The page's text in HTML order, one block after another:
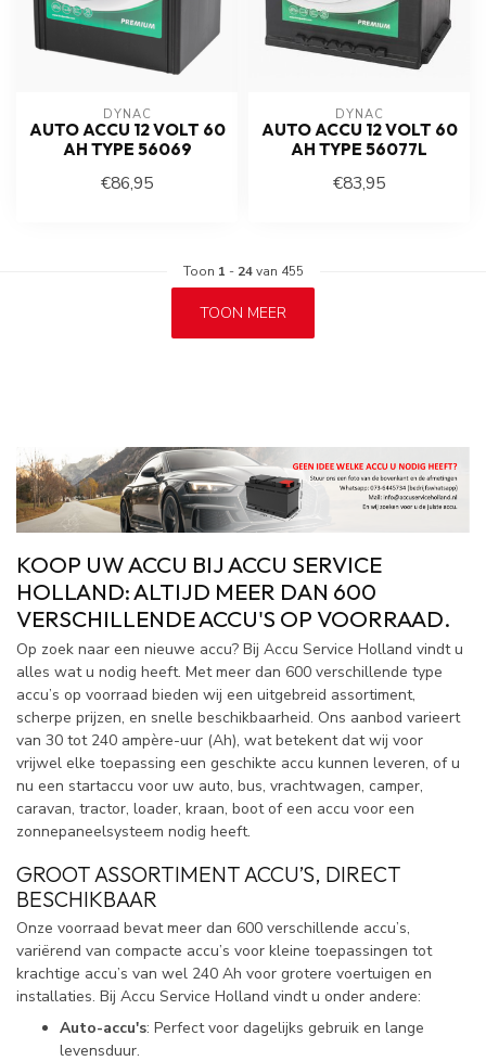
DYNAC
AUTO ACCU 12 VOLT 60
AH TYPE 56069
€86,95
DYNAC
AUTO ACCU 12 VOLT 60
AH TYPE 56077L
€83,95
Toon 1 - 24van 455
TOON MEER
KOOP UW ACCU BIJ ACCU SERVICE
HOLLAND: ALTIJD MEER DAN 600
VERSCHILLENDE ACCU'S OP VOORRAAD.
Op zoek naar een nieuwe accu? Bij Accu Service Holland vindt u
alles wat u nodig heeft. Met meer dan 600 verschillende type
accu’s op voorraad bieden wij een uitgebreid assortiment,
scherpe prijzen, en snelle beschikbaarheid. Ons aanbod varieert
van 30 tot 240 ampère-uur (Ah), wat betekent dat wij voor
vrijwel elke toepassing een geschikte accu kunnen leveren, of u
nu een startaccu voor uw auto, bus, vrachtwagen, camper,
caravan, tractor, loader, kraan, boot of een accu voor een
zonnepaneelsysteem nodig heeft.
GROOT ASSORTIMENT ACCU’S, DIRECT
BESCHIKBAAR
Onze voorraad bevat meer dan 600 verschillende accu’s,
variërend van compacte accu’s voor kleine toepassingen tot
krachtige accu’s van wel 240 Ah voor grotere voertuigen en
installaties. Bij Accu Service Holland vindt u onder andere:
Auto-accu's: Perfect voor dagelijks gebruik en lange
levensduur.